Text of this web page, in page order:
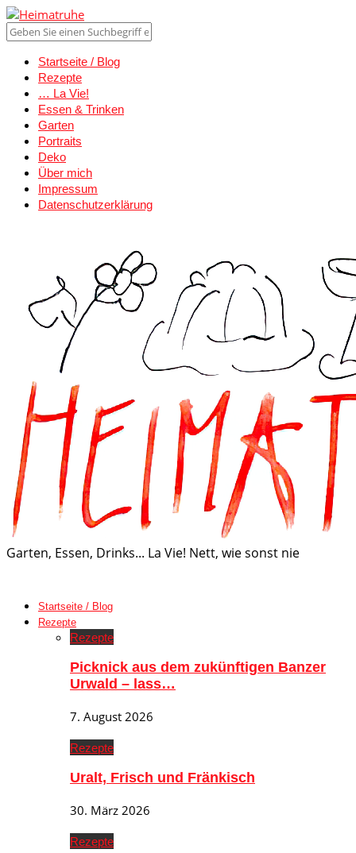
Startseite / Blog
Rezepte
… La Vie!
Essen & Trinken
Garten
Portraits
Deko
Über mich
Impressum
Datenschutzerklärung
Garten, Essen, Drinks... La Vie! Nett, wie sonst nie
Startseite / Blog
Rezepte
Rezepte
Picknick aus dem zukünftigen Banzer
Urwald – lass…
7. August 2026
Rezepte
Uralt, Frisch und Fränkisch
30. März 2026
Rezepte